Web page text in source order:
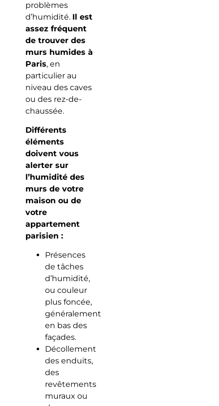
problèmes
d’humidité. Il est
assez fréquent
de trouver des
murs humides à
Paris, en
particulier au
niveau des caves
ou des rez-de-
chaussée.
Différents
éléments
doivent vous
alerter sur
l’humidité des
murs de votre
maison ou de
votre
appartement
parisien :
Présences
de tâches
d’humidité,
ou couleur
plus foncée,
généralement
en bas des
façades.
Décollement
des enduits,
des
revêtements
muraux ou